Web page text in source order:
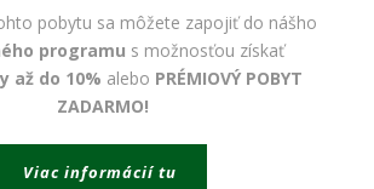
pobytu sa môžete zapojiť do nášho
programu s možnosťou získať
až do 10% alebo PRÉMIOVÝ POBYT
ZADARMO!
Viac informácií tu
predvyplnenie
formulárov.
Bez týchto
cookies by
nemohla
správne